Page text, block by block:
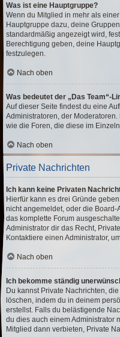
Was ist eine Hauptgruppe?
Wenn du Mitglied in mehr als
Hauptgruppe dazu, deine
standardmäßig angezeigt wird,
Berechtigung geben, deine
festzulegen.
Nach oben
Was bedeutet der „Das Team“-
Auf dieser Seite findest du eine
Administratoren, der
wie die Foren, die diese im
Nach oben
Private Nachrichten
Ich kann keine Privaten
Hierfür kann es drei Gründe
nicht angemeldet, oder die
das komplette Forum
Administrator dir das Recht,
Kontaktiere einen Administrator,
Nach oben
Ich bekomme ständig
Du kannst Private Nachrichten,
löschen, indem du in deinem
erstellst. Falls du belästigende
du dies auch einem Administrator
Mitglied dann verbieten, Private